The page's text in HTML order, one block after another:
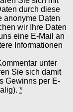
durch diese
anonyme Daten
wir Ihre Daten
eine E-Mail an
Informationen
unter
Sie sich damit
Gewinns per E-
*